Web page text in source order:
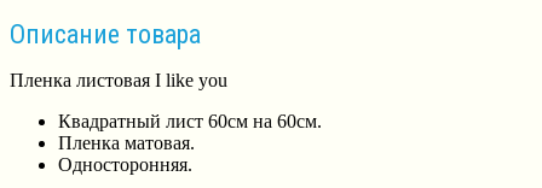
Описание товара
Пленка листовая I like you
Квадратный лист 60см на 60см.
Пленка матовая.
Односторонняя.